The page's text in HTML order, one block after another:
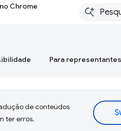
Chrome
Para representantes
de conteúdos
ter erros.